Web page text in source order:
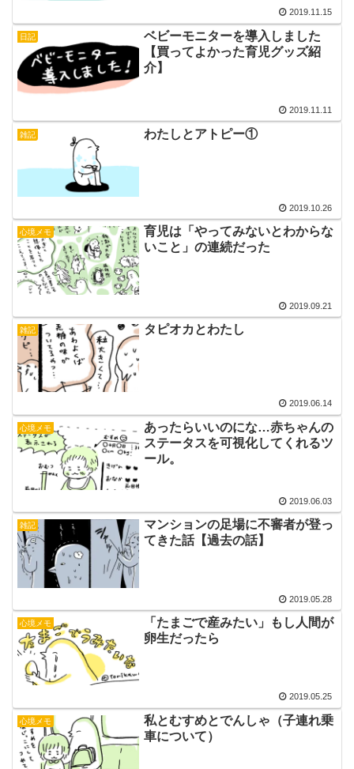
2019.11.15
日記
ベビーモニターを導入しました
【買ってよかった育児グッズ紹
介】
2019.11.11
雑記 わたしとアトピー①
2019.10.26
心境メモ
育児は「やってみないとわからな
いこと」の連続だった
2019.09.21
雑記 タピオカとわたし
2019.06.14
心境メモ
あったらいいのにな…赤ちゃんの
ステータスを可視化してくれるツ
ール。
2019.06.03
雑記
マンションの足場に不審者が登っ
てきた話【過去の話】
2019.05.28
心境メモ
「たまごで産みたい」もし人間が
卵生だったら
2019.05.25
心境メモ
私とむすめとでんしゃ（子連れ乗
車について）